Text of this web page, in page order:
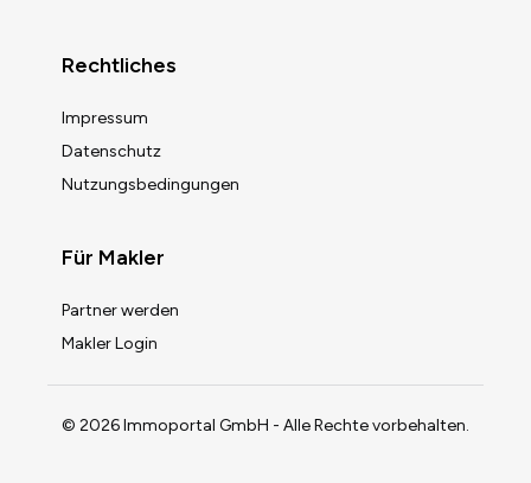
Rechtliches
Impressum
Datenschutz
Nutzungsbedingungen
Für Makler
Partner werden
Makler Login
© 2026 Immoportal GmbH - Alle Rechte vorbehalten.